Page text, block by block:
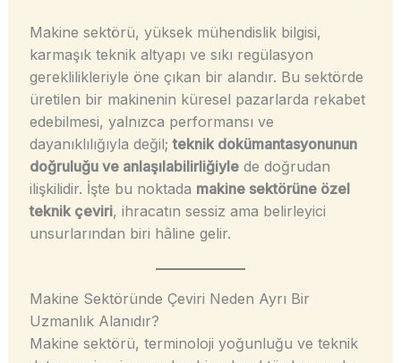
Makine sektörü, yüksek mühendislik bilgisi,
karmaşık teknik altyapı ve sıkı regülasyon
gereklilikleriyle öne çıkan bir alandır. Bu sektörde
üretilen bir makinenin küresel pazarlarda rekabet
edebilmesi, yalnızca performansı ve
dayanıklılığıyla değil;teknik dokümantasyonunun
doğruluğu ve anlaşılabilirliğiylede doğrudan
ilişkilidir. İşte bu noktada makine sektörüne özel
teknik çeviri, ihracatın sessiz ama belirleyici
unsurlarından biri hâline gelir.
Makine Sektöründe Çeviri Neden Ayrı Bir
Uzmanlık Alanıdır?
Makine sektörü, terminoloji yoğunluğu ve teknik